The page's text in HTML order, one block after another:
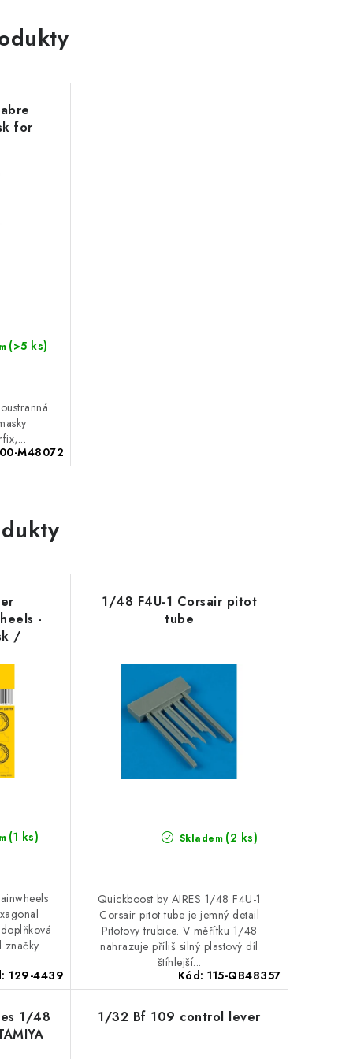
for
(>5 ks)
M48072
-
/
(1 ks)
značky
129-4439
1/48 F4U-1 Corsair pitot
tube
Skladem (2 ks)
Quickboost by AIRES 1/48 F4U-1
Corsair pitot tube je jemný detail
Pitotovy trubice. V měřítku 1/48
nahrazuje příliš silný plastový díl
štíhlejší...
Kód:115-QB48357
1/48
1/32 Bf 109 control lever